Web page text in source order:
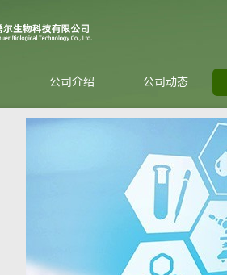
公司介绍 公司动态